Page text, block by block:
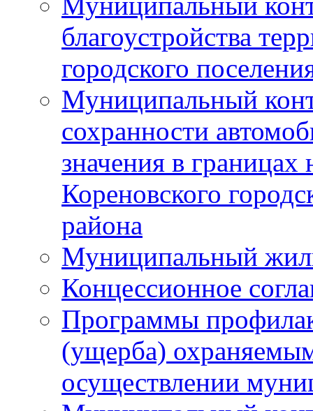
благоустройства
городского
Муниципальный
сохранности
значения в
Кореновского
района
Муниципальный
Концессионное
Программы
(ущерба)
осуществлении